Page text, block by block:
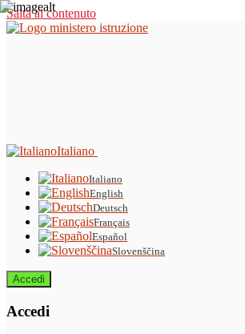
Salta al contenuto
Italiano
Italiano
English
Deutsch
Français
Español
Slovenščina
Accedi
Accedi